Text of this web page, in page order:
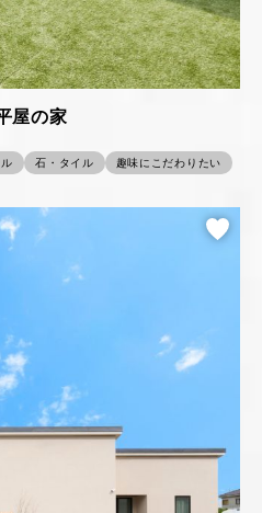
屋の家
石・タイル 趣味にこだわりたい